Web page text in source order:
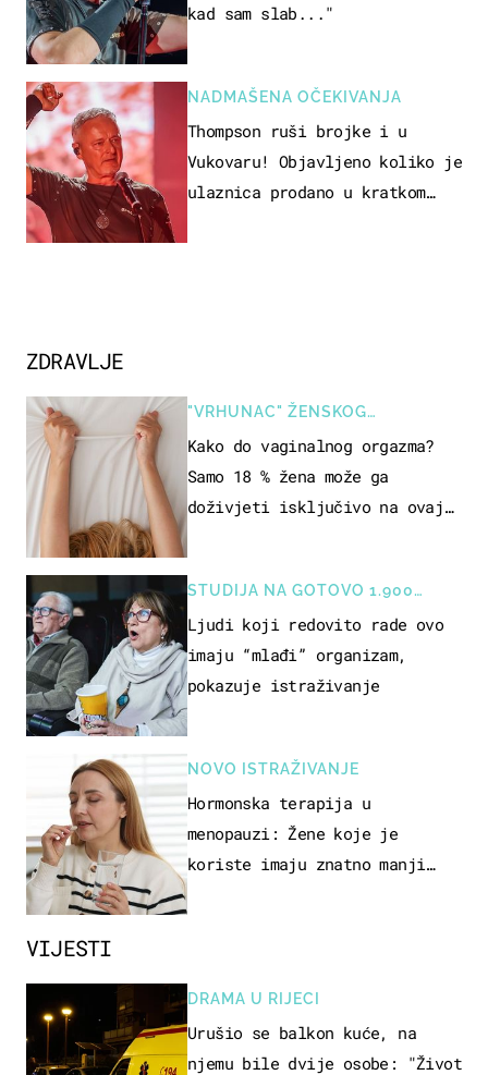
VIJESTI
DRAMA U RIJECI
Urušio se balkon kuće, na
njemu bile dvije osobe: "Život
kad sam slab..."
NADMAŠENA OČEKIVANJA
Thompson ruši brojke i u
Vukovaru! Objavljeno koliko je
ulaznica prodano u kratkom
ZDRAVLJE
"VRHUNAC" ŽENSKOG
SEKSUALNOG ISKUSTVA
Kako do vaginalnog orgazma?
Samo 18 % žena može ga
doživjeti isključivo na ovaj
STUDIJA NA GOTOVO 1.900
OSOBA
Ljudi koji redovito rade ovo
imaju “mlađi” organizam,
pokazuje istraživanje
NOVO ISTRAŽIVANJE
Hormonska terapija u
menopauzi: Žene koje je
koriste imaju znatno manji